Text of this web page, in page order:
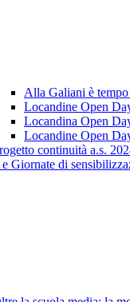
Alla Galiani è
Locandine Open
Locandina Open
Locandine Open
continuità a.s.
Giornate di